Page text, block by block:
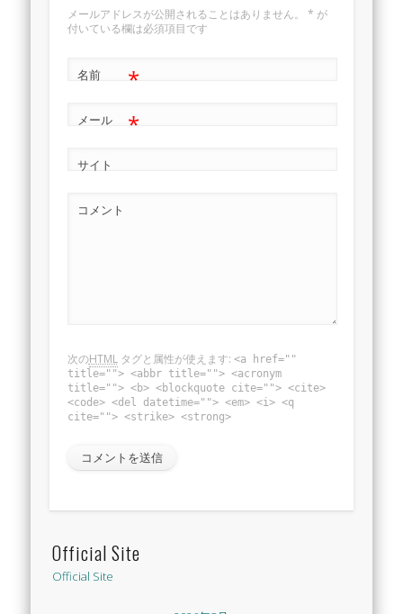
メールアドレスが公開されることはありません。 * が
付いている欄は必須項目です
名前 *
メール *
サイト
コメント
次のHTMLタグと属性が使えます: <a href=""
title=""> <abbr title=""> <acronym
title=""> <b> <blockquote cite=""> <cite>
<code> <del datetime=""> <em> <i> <q
cite=""> <strike> <strong>
Official Site
Official Site